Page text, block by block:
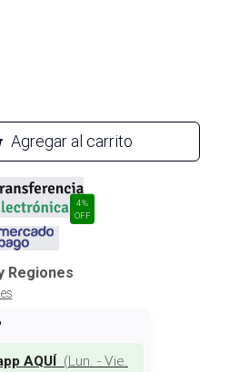
Agregar al carrito
4%
OFF
Regiones
AQUÍ (Lun. - Vie.